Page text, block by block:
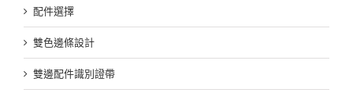
配件選擇
雙色邊條設計
雙邊配件識別證帶